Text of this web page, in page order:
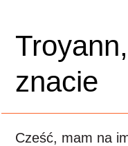
znacie
Cześć, mam na